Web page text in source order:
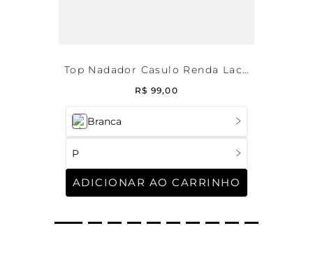
Branca
P
ADICIONAR AO CARRINHO
Top Nadador Casulo Renda Lace
Color
R$ 99,00